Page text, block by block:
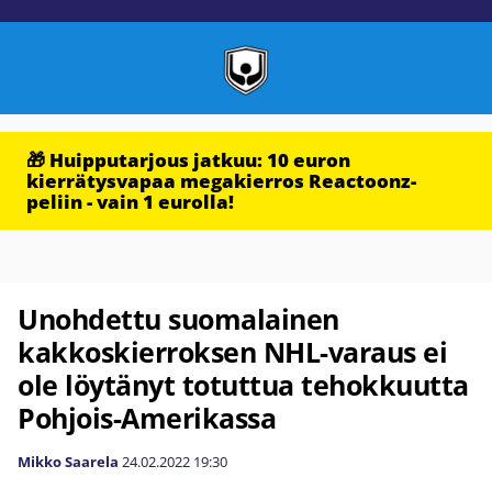
🎁 Huipputarjous jatkuu: 10 euron
kierrätysvapaa megakierros Reactoonz-
peliin - vain 1 eurolla!
Unohdettu suomalainen
kakkoskierroksen NHL-varaus ei
ole löytänyt totuttua tehokkuutta
Pohjois-Amerikassa
Mikko Saarela 24.02.2022 19:30